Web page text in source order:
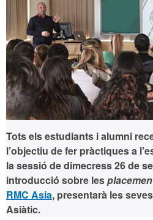
Tots els estudiants i alumni
l’objectiu de fer pràctiques a
la sessió dedimecress 26 de
introducció sobre les
RMC Asia, presentarà les
Asiàtic.